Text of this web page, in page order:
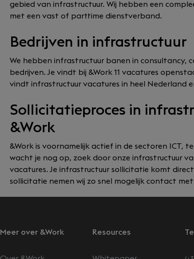
gebied van infrastructuur. Wij hebben een
met een vast of parttime dienstverband.
Bedrijven in infrastructuur
We hebben infrastructuur banen in
bedrijven. Je vindt bij &Work 11 vacatures
vindt infrastructuur vacatures in heel Nederland
Sollicitatieproces in
&Work
&Work is voornamelijk actief in de sectoren ICT,
wacht je nog op, zoek door onze infrastructuur
vacatures. Je infrastructuur sollicitatie komt
sollicitatie nemen wij zo snel mogelijk contact met
Meer over &Work Resources